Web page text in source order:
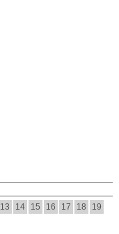
13 14 15 16 17 18
19